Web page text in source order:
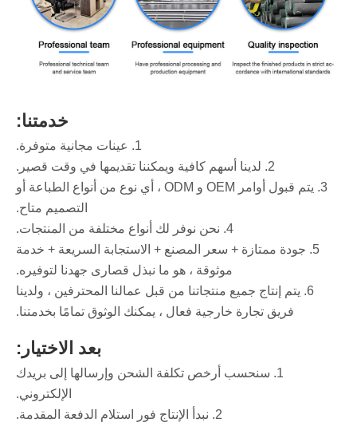
خدمتنا:
1. عينات مجانية متوفرة.
2. لدينا أسهم كافية ويمكننا تقديمها في وقت قصير.
3. يتم قبول أوامر OEM و ODM ، أي نوع من أنواع الطباعة أو
التصميم متاح.
4. نحن نوفر لك أنواع مختلفة من المنتجات.
5. جودة ممتازة + سعر المصنع + الاستجابة السريعة + خدمة
موثوقة ، هو ما نبذل قصارى جهدنا لتوفيره.
6. يتم إنتاج جميع منتجاتنا من قبل عمالنا المحترفين ، ولدينا
فريق تجارة خارجية فعال ، يمكنك الوثوق تمامًا بخدمتنا.
بعد الاختيار:
1. سنحسب أرخص تكلفة الشحن وإرسالها إلى بريدك
الإلكتروني.
2. نبدأ الإنتاج فور استلام الدفعة المقدمة.